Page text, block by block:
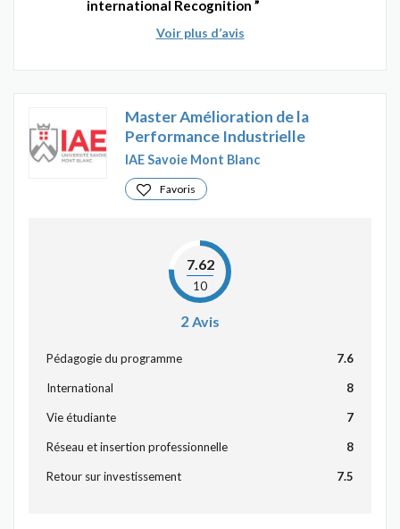
international Recognition
Voir plus d’avis
Master Amélioration de la
Performance Industrielle
IAE Savoie Mont Blanc
Favoris
7.62
10
2 Avis
Pédagogie du programme 7.6
International 8
Vie étudiante 7
Réseau et insertion professionnelle 8
Retour sur investissement 7.5